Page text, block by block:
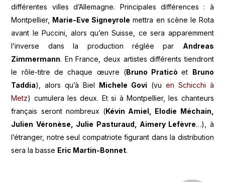
différentes villes d’Allemagne. Principales différences : à
Montpellier, Marie-Eve Signeyrole mettra en scène le Rota
avant le Puccini, alors qu’en Suisse, ce sera apparemment
l’inverse dans la production réglée par Andreas
Zimmermann. En France, deux artistes différents tiendront
le rôle-titre de chaque œuvre (Bruno Praticòet Bruno
Taddia), alors qu’à Biel Michele Govi (vu en Schicchi à
Metz) cumulera les deux. Et si à Montpellier, les chanteurs
français seront nombreux (Kévin Amiel, Elodie Méchain,
Julien Véronèse, Julie Pasturaud, Aimery Lefèvre…), à
l’étranger, notre seul compatriote figurant dans la distribution
sera la basse Eric Martin-Bonnet.